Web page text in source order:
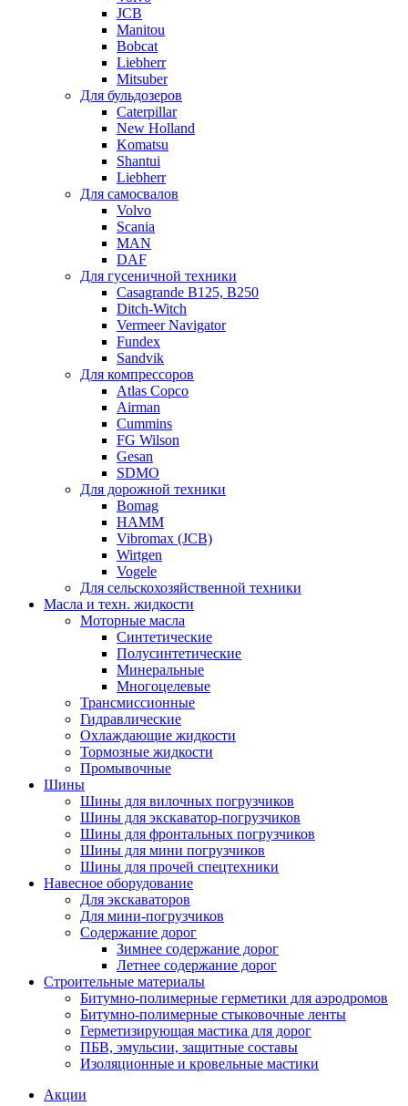
JCB
Manitou
Bobcat
Liebherr
Mitsuber
Для бульдозеров
Caterpillar
New Holland
Komatsu
Shantui
Liebherr
Для самосвалов
Volvo
Scania
MAN
DAF
Для гусеничной техники
Casagrande B125, B250
Ditch-Witch
Vermeer Navigator
Fundex
Sandvik
Для компрессоров
Atlas Copco
Airman
Cummins
FG Wilson
Gesan
SDMO
Для дорожной техники
Bomag
HAMM
Vibromax (JCB)
Wirtgen
Vogele
Для сельскохозяйственной техники
Масла и техн. жидкости
Моторные масла
Синтетические
Полусинтетические
Минеральные
Многоцелевые
Трансмиссионные
Гидравлические
Охлаждающие жидкости
Тормозные жидкости
Промывочные
Шины
Шины для вилочных погрузчиков
Шины для экскаватор-погрузчиков
Шины для фронтальных погрузчиков
Шины для мини погрузчиков
Шины для прочей спецтехники
Навесное оборудование
Для экскаваторов
Для мини-погрузчиков
Содержание дорог
Зимнее содержание дорог
Летнее содержание дорог
Строительные материалы
Битумно-полимерные герметики для аэродромов
Битумно-полимерные стыковочные ленты
Герметизирующая мастика для дорог
ПБВ, эмульсии, защитные составы
Изоляционные и кровельные мастики
Акции